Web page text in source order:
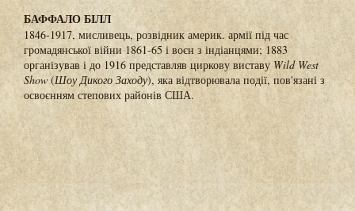
БАФФАЛО БІЛЛ
1846-1917, мисливець, розвідник америк. армії під час
громадянської війни 1861-65 і воєн з індіанцями; 1883
організував і до 1916 представляв циркову виставу Wild West
Show(Шоу Дикого Заходу), яка відтворювала події, пов'язані з
освоєнням степових районів США.